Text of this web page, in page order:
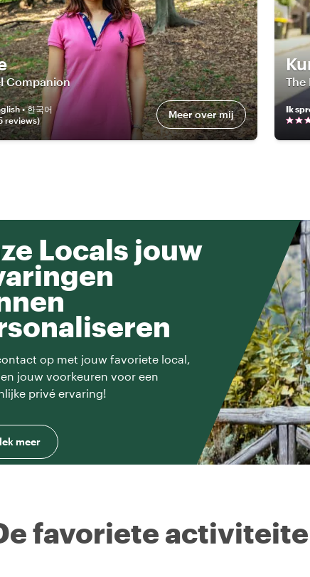
Companion
• 한국어
reviews) Meer over mij
The
Ik
Locals jouw
op met jouw favoriete local,
jouw voorkeuren voor een
privé ervaring!
meer
favoriete